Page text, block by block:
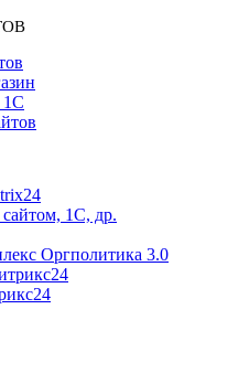
1С
1С, др.
Оргполитика 3.0